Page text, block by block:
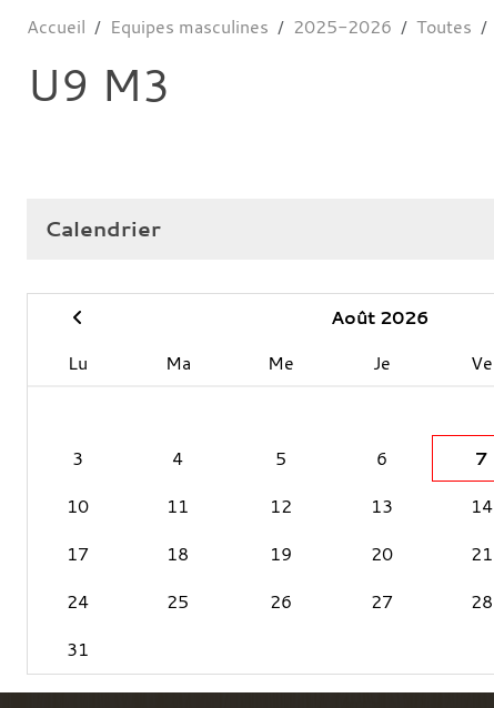
Accueil Equipes masculines 2025-2026 Toutes
U9 M3
Calendrier
Août 2026
Lu
Ma Me Je Ve
3
4 5 6 7
10
11 12 13 14
17
18 19 20 21
24
25 26 27 28
31